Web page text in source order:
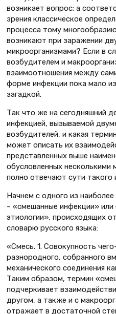
возникает вопрос: а
зрения классическое
процесса тому
возникают при заражении
микроорганизмами? Если в
возбудителем и
взаимоотношения между
форме инфекции пока мало
загадкой.
Так что же на сегодняшний
инфекцией, вызываемой
возбудителей, и какая
может описать их
представленных выше
обусловленных несколькими
полно отвечают сути такого
Начнем с одного из
– «смешанные инфекции»
этиологии», происходящих
словарю русского языка:
«Смесь. 1. Совокупность
разнородного, собранного
механического соединения
Таким образом, термин
подчеркивает
другом, а также и с
отражает в достаточной